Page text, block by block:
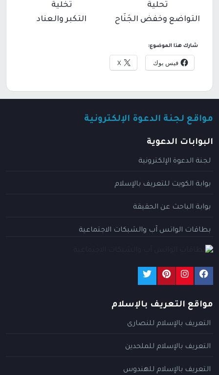
تحلية
تخلية
التواضع وخفض الجَنَاح
التكبر والعناد
شارك هذا الموضوع:
فيس بوك X
مواقع لجنة الدعوة الإلكترونية
البوابات الدعوية
لجنة الدعوة الإلكترونية
بوابة الكويت للتعريف بالإسلام
بوابة الباحث عن الحقيقة
بطاقات الواتس آب والشبكات الاجتماعية
مواقع التعريف بالإسلام
التعريف بالإسلام للنصارى
التعريف بالإسلام للملحدين
التعريف بالإسلام للهندوس